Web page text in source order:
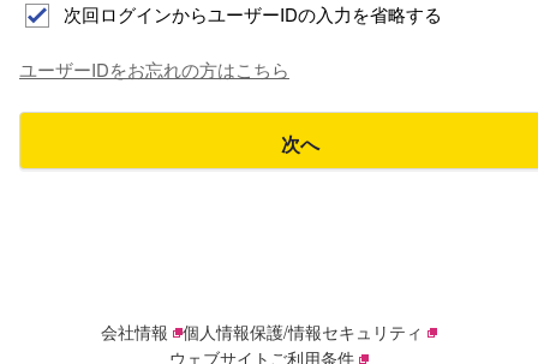
次回ログインからユーザーIDの入力を省略する
ユーザーIDをお忘れの方はこちら
次へ
会社情報
個人情報保護/情報セキュリティ
ウェブサイトご利用条件